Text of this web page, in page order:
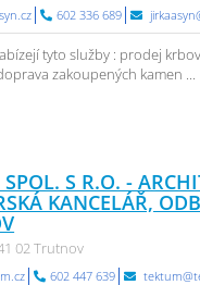
602 336 689
tyto služby : prodej
zakoupených kamen ...
S R.O. -
KANCELÁŘ,
02 Trutnov
602 447 639